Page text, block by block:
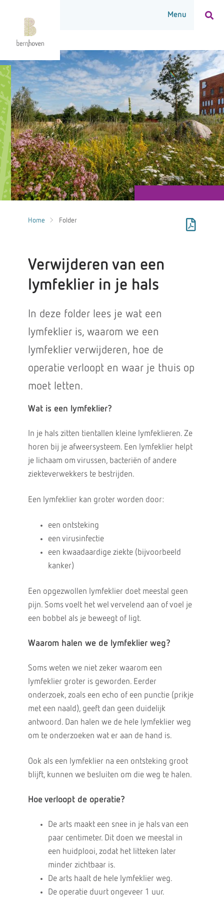
Home Folder
Verwijderen van een
lymfeklier in je hals
In deze folder lees je wat een
lymfeklier is, waarom we een
lymfeklier verwijderen, hoe de
operatie verloopt en waar je thuis op
moet letten.
Wat is een lymfeklier?
In je hals zitten tientallen kleine lymfeklieren. Ze
horen bij je afweersysteem. Een lymfeklier helpt
je lichaam om virussen, bacteriën of andere
ziekteverwekkers te bestrijden.
Een lymfeklier kan groter worden door:
een ontsteking
een virusinfectie
een kwaadaardige ziekte (bijvoorbeeld
kanker)
Een opgezwollen lymfeklier doet meestal geen
pijn. Soms voelt het wel vervelend aan of voel je
een bobbel als je beweegt of ligt.
Waarom halen we de lymfeklier weg?
Soms weten we niet zeker waarom een
lymfeklier groter is geworden. Eerder
onderzoek, zoals een echo of een punctie (prikje
met een naald), geeft dan geen duidelijk
antwoord. Dan halen we de hele lymfeklier weg
om te onderzoeken wat er aan de hand is.
Ook als een lymfeklier na een ontsteking groot
blijft, kunnen we besluiten om die weg te halen.
Hoe verloopt de operatie?
De arts maakt een snee in je hals van een
paar centimeter. Dit doen we meestal in
een huidplooi, zodat het litteken later
minder zichtbaar is.
De arts haalt de hele lymfeklier weg.
De operatie duurt ongeveer 1 uur.